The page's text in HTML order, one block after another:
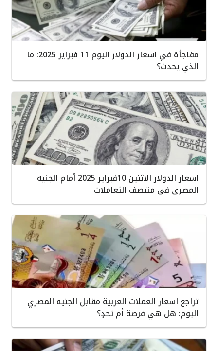
مفاجأة في اسعار الدولار اليوم 11 فبراير 2025: ما
الذي يحدث؟
اسعار الدولار الاثنين 10فبراير 2025 أمام الجنيه
المصرى فى منتصف التعاملات
تراجع اسعار العملات العربية مقابل الجنيه المصري
اليوم: هل هي فرصة أم تحدٍ؟